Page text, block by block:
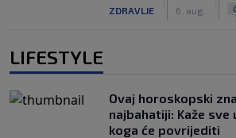
ZDRAVLJE 6. aug.
LIFESTYLE
Ovaj horoskopski
najbahatiji: Kaže sve
koga će povrijediti